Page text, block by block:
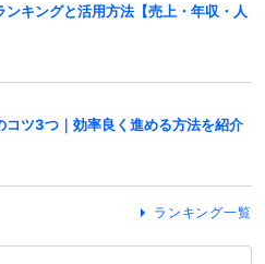
ンキングと活用方法【売上・年収・人
コツ3つ｜効率良く進める方法を紹介
ランキング一覧